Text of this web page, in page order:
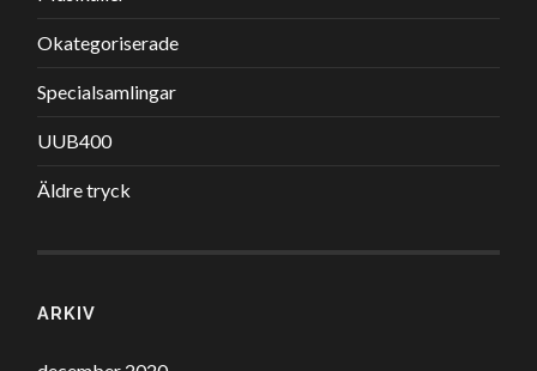
Okategoriserade
Specialsamlingar
UUB400
Äldre tryck
ARKIV